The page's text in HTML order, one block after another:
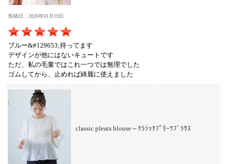
投稿日：2026年01月19日
ブルー&#129653;持ってます
デザインが他にはないキュートです
ただ、私の毛量ではこれ一つでは無理でした
ゴムしてから、止めれば綺麗に使えました
classic pleats blouse～ｸﾗｼｯｸﾌﾟﾘｰﾂﾌﾞﾗｳｽ